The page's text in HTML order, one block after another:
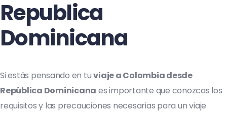
Republica
Dominicana
Si estás pensando en tuviaje a Colombia desde
República Dominicana es importante que conozcas los
requisitos y las precauciones necesarias para un viaje